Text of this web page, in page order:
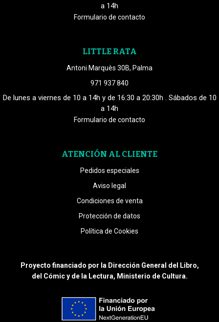
a 14h
Formulario de contacto
LITTLE RATA
Antoni Marquès 30B, Palma
971 937 840
De lunes a viernes de 10 a 14h y de 16:30 a 20:30h . Sábados de 10
a 14h
Formulario de contacto
ATENCIÓN AL CLIENTE
Pedidos especiales
Aviso legal
Condiciones de venta
Protección de datos
Política de Cookies
Proyecto financiado por la Dirección General del Libro,
del Cómic y de la Lectura, Ministerio de Cultura.